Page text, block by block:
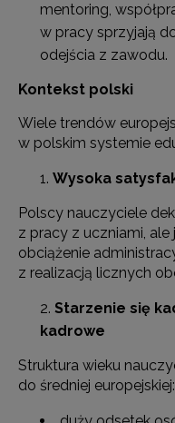
mentoring,
w pracy sprzyjają
odejścia z zawodu.
Kontekst polski
Wiele trendów
w polskim systemie
Wysoka
Polscy nauczyciele
z pracy z uczniami,
obciążenie
z realizacją licznych
Starzenie się
kadrowe
Struktura wieku
do średniej europejskiej: